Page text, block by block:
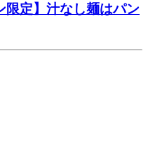
限定】汁なし麺はパン